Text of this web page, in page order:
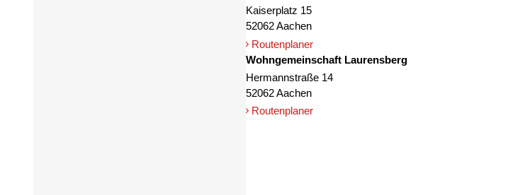
Kaiserplatz 15
52062 Aachen
Routenplaner
Wohngemeinschaft Laurensberg
Hermannstraße 14
52062 Aachen
Routenplaner